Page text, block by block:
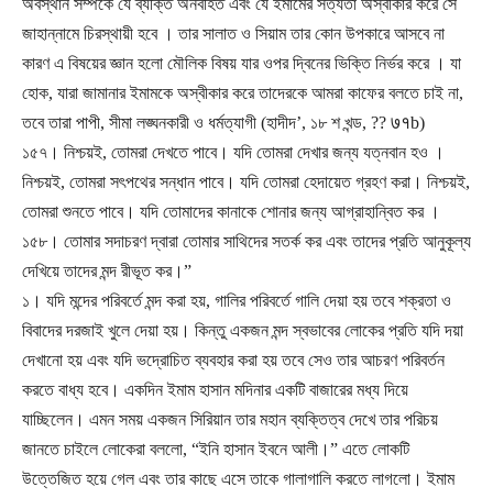
অবস্থান সম্পর্কে যে ব্যক্তি অনবহিত এবং যে ইমামের সত্যতা অস্বীকার করে সে
জাহান্নামে চিরস্থায়ী হবে । তার সালাত ও সিয়াম তার কোন উপকারে আসবে না
কারণ এ বিষয়ের জ্ঞান হলো মৌলিক বিষয় যার ওপর দ্বিনের ভিক্তি নির্ভর করে । যা
হোক, যারা জামানার ইমামকে অস্বীকার করে তাদেরকে আমরা কাফের বলতে চাই না,
তবে তারা পাপী, সীমা লঙ্ঘনকারী ও ধর্মত্যাগী (হাদীদ’, ১৮ শ খন্ড, ?? ७१b)
১৫৭। নিশ্চয়ই, তোমরা দেখতে পাবে। যদি তোমরা দেখার জন্য যত্নবান হও ।
নিশ্চয়ই, তোমরা সৎপথের সন্ধান পাবে। যদি তোমরা হেদায়েত গ্রহণ করা। নিশ্চয়ই,
তোমরা শুনতে পাবে। যদি তোমাদের কানাকে শোনার জন্য আগ্রাহান্বিত কর ।
১৫৮। তোমার সদাচরণ দ্বারা তোমার সাথিদের সতর্ক কর এবং তাদের প্রতি আনুকূল্য
দেখিয়ে তাদের মন্দ রীভূত কর।”
১। যদি মন্দের পরিবর্তে মন্দ করা হয়, গালির পরিবর্তে গালি দেয়া হয় তবে শক্রতা ও
বিবাদের দরজাই খুলে দেয়া হয়। কিন্তু একজন মন্দ স্বভাবের লোকের প্রতি যদি দয়া
দেখানো হয় এবং যদি ভদ্রোচিত ব্যবহার করা হয় তবে সেও তার আচরণ পরিবর্তন
করতে বাধ্য হবে। একদিন ইমাম হাসান মদিনার একটি বাজারের মধ্য দিয়ে
যাচ্ছিলেন। এমন সময় একজন সিরিয়ান তার মহান ব্যক্তিত্ব দেখে তার পরিচয়
জানতে চাইলে লোকেরা বললো, “ইনি হাসান ইবনে আলী।” এতে লোকটি
উত্তেজিত হয়ে গেল এবং তার কাছে এসে তাকে গালাগালি করতে লাগলো। ইমাম